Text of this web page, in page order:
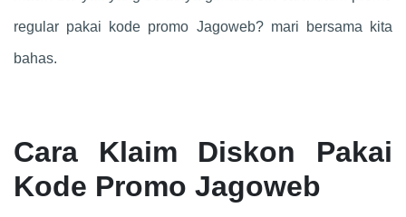
regular pakai kode promo Jagoweb? mari bersama kita
bahas.
Cara Klaim Diskon Pakai
Kode Promo Jagoweb